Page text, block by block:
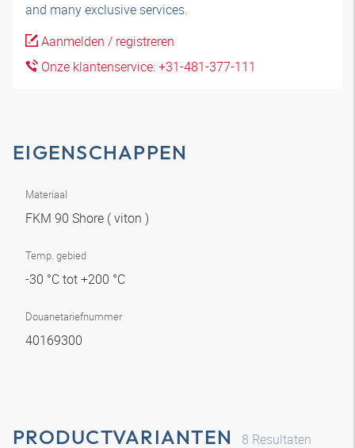
and many exclusive services.
Aanmelden / registreren
Onze klantenservice: +31-481-377-111
EIGENSCHAPPEN
Materiaal
FKM 90 Shore ( viton )
Temp. gebied
-30 °C tot +200 °C
Douanetariefnummer
40169300
PRODUCTVARIANTEN 8 Resultaten